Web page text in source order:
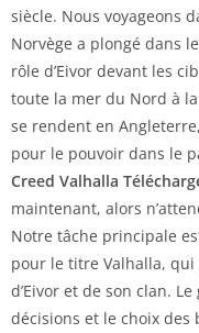
siècle. Nous voyageons
Norvège a plongé dans
rôle d’Eivor devant les
toute la mer du Nord à la
se rendent en
pour le pouvoir dans le
Creed Valhalla
maintenant, alors
Notre tâche principale
pour le titre Valhalla,
d’Eivor et de son clan.
décisions et le choix des